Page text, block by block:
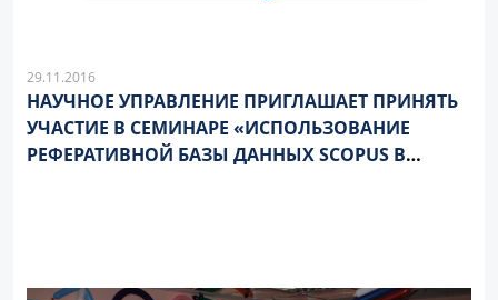
29.11.2016
НАУЧНОЕ УПРАВЛЕНИЕ ПРИГЛАШАЕТ ПРИНЯТЬ
УЧАСТИЕ В СЕМИНАРЕ «ИСПОЛЬЗОВАНИЕ
РЕФЕРАТИВНОЙ БАЗЫ ДАННЫХ SCOPUS В